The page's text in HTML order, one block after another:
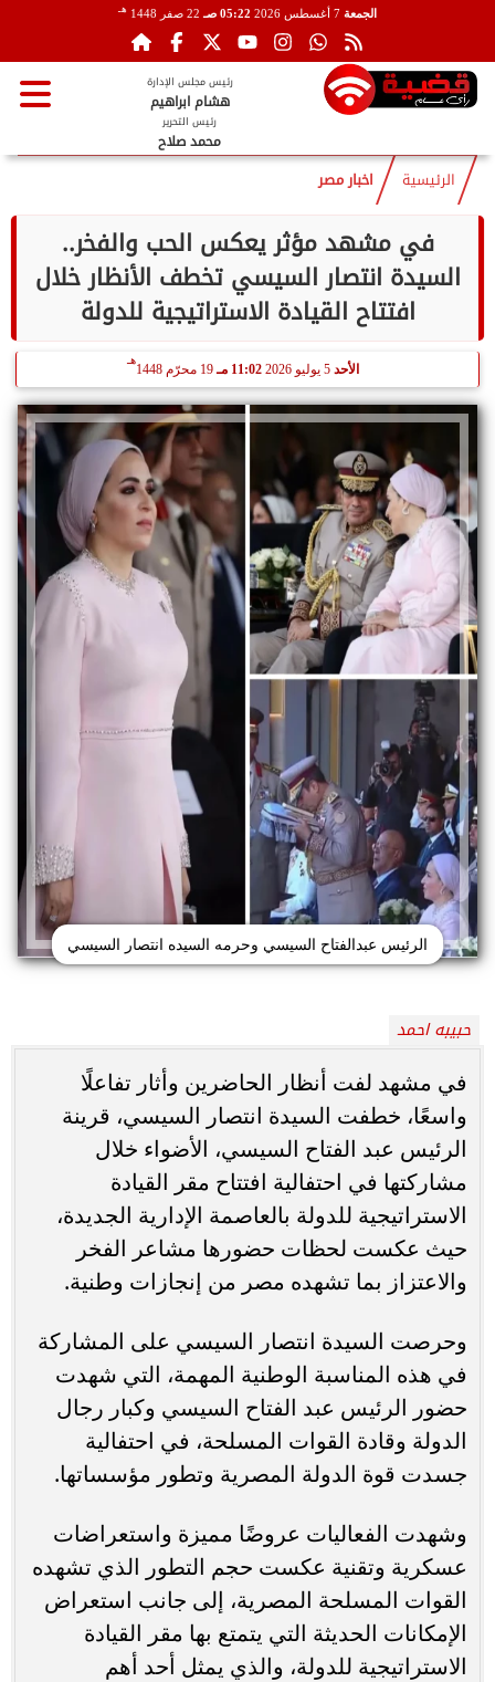
الجمعة 05:22 صـ 22 صفر 1448 هـ
رئيس مجلس الإدارة
هشام ابراهيم
رئيس التحرير
محمد صلاح
الرئيسية اخبار مصر
في مشهد مؤثر يعكس الحب والفخر..
السيدة انتصار السيسي تخطف الأنظار خلال
افتتاح القيادة الاستراتيجية للدولة
الأحد 11:02 مـ 19 محرّم 1448
هـ
الرئيس عبدالفتاح السيسي وحرمه السيده انتصار السيسي
حبيبه احمد
في مشهد لفت أنظار الحاضرين وأثار تفاعلًا
واسعًا، خطفت السيدة انتصار السيسي، قرينة
الرئيس عبد الفتاح السيسي، الأضواء خلال
مشاركتها في احتفالية افتتاح مقر القيادة
الاستراتيجية للدولة بالعاصمة الإدارية الجديدة،
حيث عكست لحظات حضورها مشاعر الفخر
والاعتزاز بما تشهده مصر من إنجازات وطنية.
وحرصت السيدة انتصار السيسي على المشاركة
في هذه المناسبة الوطنية المهمة، التي شهدت
حضور الرئيس عبد الفتاح السيسي وكبار رجال
الدولة وقادة القوات المسلحة، في احتفالية
جسدت قوة الدولة المصرية وتطور مؤسساتها.
وشهدت الفعاليات عروضًا مميزة واستعراضات
عسكرية وتقنية عكست حجم التطور الذي تشهده
القوات المسلحة المصرية، إلى جانب استعراض
الإمكانات الحديثة التي يتمتع بها مقر القيادة
الاستراتيجية للدولة، والذي يمثل أحد أهم